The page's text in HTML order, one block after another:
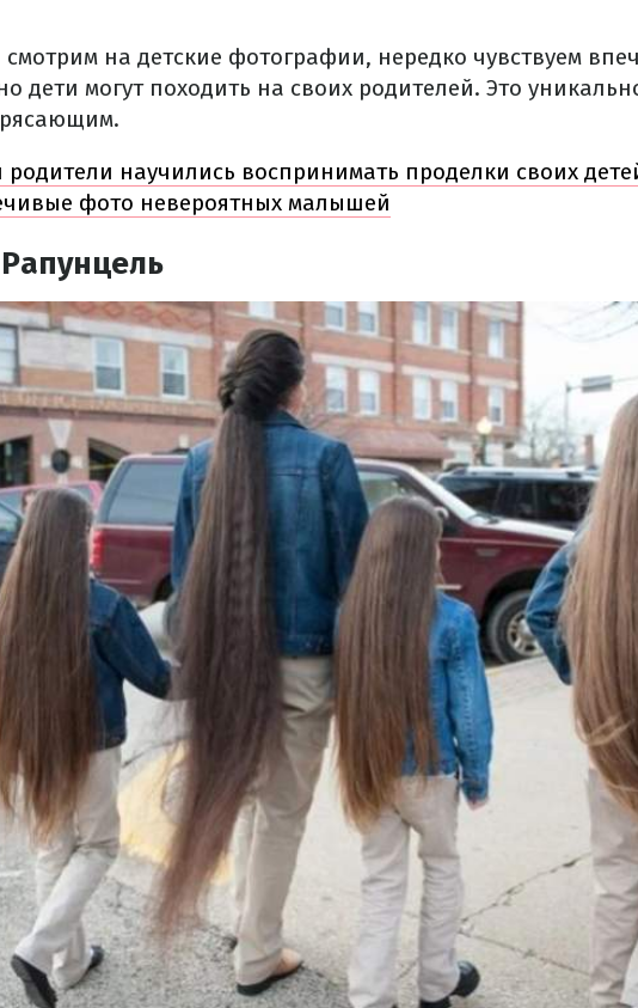
на детские фотографии, нередко чувствуем
дети могут походить на своих родителей. Это
родители научились воспринимать проделки своих
фото невероятных малышей